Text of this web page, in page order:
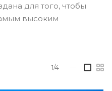
для того, чтобы
высоким
1/4 —